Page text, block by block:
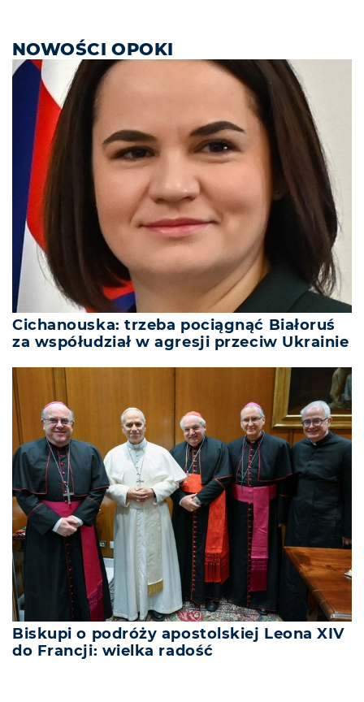
NOWOŚCI OPOKI
Cichanouska: trzeba pociągnąć Białoruś
za współudział w agresji przeciw Ukrainie
Biskupi o podróży apostolskiej Leona XIV
do Francji: wielka radość